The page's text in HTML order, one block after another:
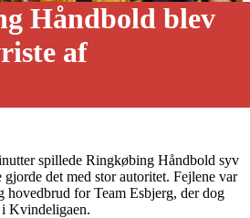
Håndbold blev
af
spillede Ringkøbing Håndbold syv
gjorde det med stor autoritet. Fejlene var
hovedbrud for Team Esbjerg, der dog
Kvindeligaen.